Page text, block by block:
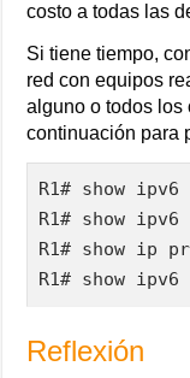
costo a todas las
Si tiene tiempo,
red con equipos
alguno o todos los
continuación para
R1# show
R1# show
R1# show ip
R1# show
Reflexión